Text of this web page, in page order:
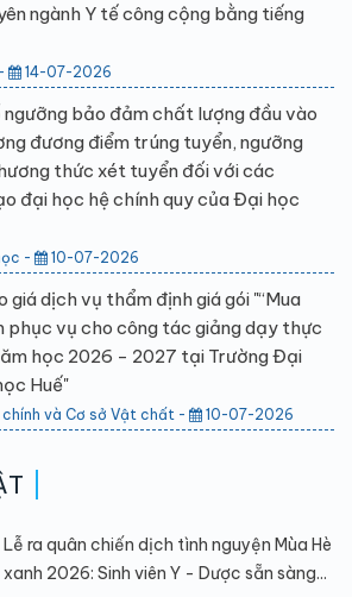
ngành Y tế công cộng bằng tiếng
14-07-2026
ngưỡng bảo đảm chất lượng đầu vào
đương điểm trúng tuyển, ngưỡng
thức xét tuyển đối với các
đại học hệ chính quy của Đại học
- 10-07-2026
giá dịch vụ thẩm định giá gói "“Mua
phục vụ cho công tác giảng dạy thực
học 2026 - 2027 tại Trường Đại
Huế"
và Cơ sở Vật chất - 10-07-2026
Lễ ra quân chiến dịch tình nguyện Mùa Hè
xanh 2026: Sinh viên Y - Dược sẵn sàng...